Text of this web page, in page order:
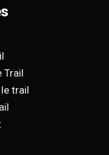
Trail
trail